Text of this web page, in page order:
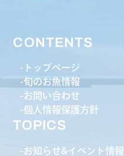
CONTENTS
トップページ
旬のお魚情報
お問い合わせ
個人情報保護方針
TOPICS
お知らせ&イベント情報